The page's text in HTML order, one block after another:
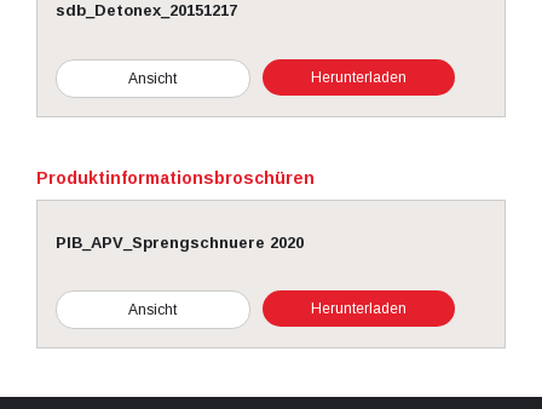
sdb_Detonex_20151217
Ansicht Herunterladen
Produktinformationsbroschüren
PIB_APV_Sprengschnuere 2020
Ansicht Herunterladen